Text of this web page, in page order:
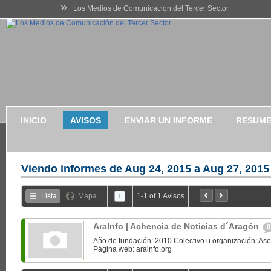
» Los Medios de Comunicación del Tercer Sector
INICIO AVISOS ENVIAR UN INFORME
Viendo informes de Aug 24, 2015 a Aug 27, 2015
Lista Mapa 1 1-1 of 1 Avisos
AraInfo | Achencia de Noticias d´Aragón 0
Año de fundación: 2010 Colectivo u organización:
Página web: arainfo.org